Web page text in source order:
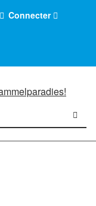
Connecter